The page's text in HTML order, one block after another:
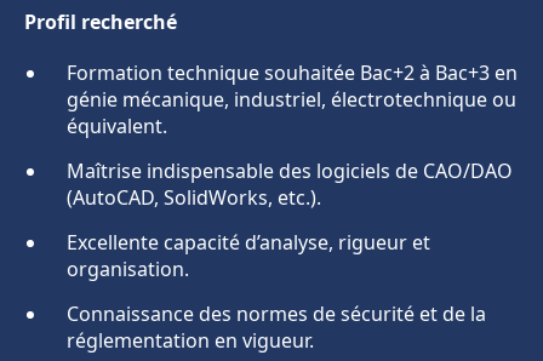
Profil recherché
Formation technique souhaitée Bac+2 à Bac+3 en
génie mécanique, industriel, électrotechnique ou
équivalent.
Maîtrise indispensable des logiciels de CAO/DAO
(AutoCAD, SolidWorks, etc.).
Excellente capacité d’analyse, rigueur et
organisation.
Connaissance des normes de sécurité et de la
réglementation en vigueur.